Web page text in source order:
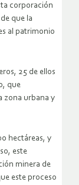
corporación
que la
al patrimonio
25 de ellos
que
zona urbana y
hectáreas, y
este
minera de
este proceso